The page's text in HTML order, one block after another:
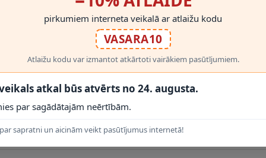
; gaismas plūsma:420 lm; krāsu temperatūra:
RĀDĪT VAIRĀK
pirkumiem interneta veikalā ar atlaižu kodu
VASARA10
Atlaižu kodu var izmantot atkārtoti vairākiem pasūtījumiem.
atkal būs atvērts no 24. augusta.
par sagādātajām neērtībām.
sapratni un aicinām veikt pasūtījumus internetā!